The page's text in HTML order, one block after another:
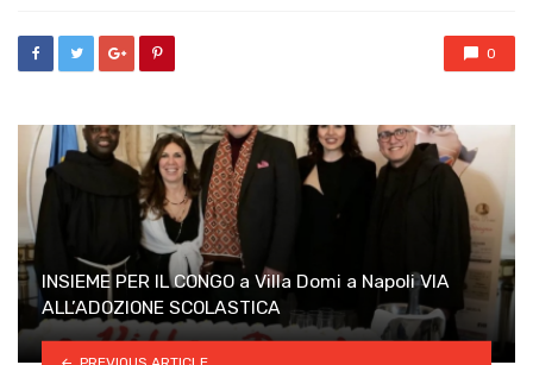
0
INSIEME PER IL CONGO a Villa Domi a Napoli VIA
ALL’ADOZIONE SCOLASTICA